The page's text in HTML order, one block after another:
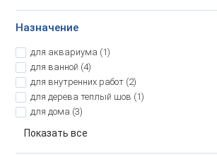
Назначение
для аквариума (1)
для ванной (4)
для внутренних работ (2)
для дерева теплый шов (1)
для дома (3)
Показать все